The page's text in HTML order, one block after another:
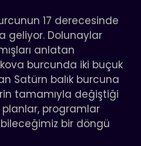
17 derecesinde
geliyor. Dolunaylar
anlatan
burcunda iki buçuk
Satürn balık burcuna
tamamıyla değiştiği
planlar, programlar
bir döngü